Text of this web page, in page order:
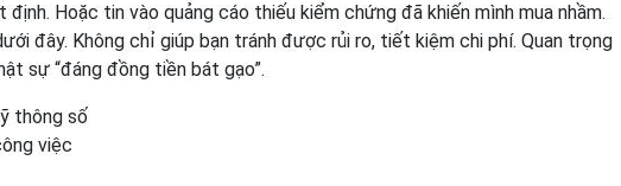
Hoặc tin vào quảng cáo thiếu kiểm chứng đã khiến mình mua nhầm.
đây. Không chỉ giúp bạn tránh được rủi ro, tiết kiệm chi phí. Quan trọng
sự “đáng đồng tiền bát gạo”.
thông số
việc